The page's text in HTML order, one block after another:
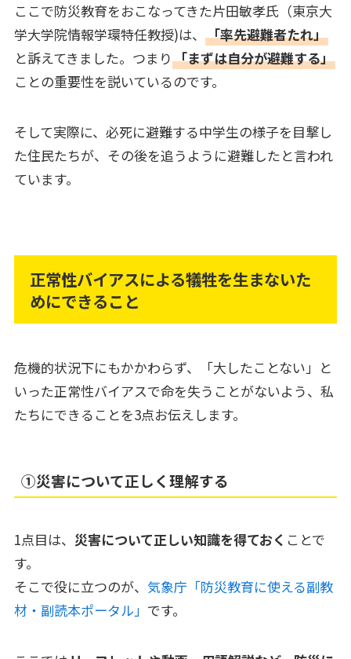
ここで防災教育をおこなってきた片田敏孝氏（東京大
学大学院情報学環特任教授)は、 「率先避難者たれ」
と訴えてきました。つまり「まずは自分が避難する」
ことの重要性を説いているのです。
そして実際に、必死に避難する中学生の様子を目撃し
た住民たちが、その後を追うように避難したと言われ
ています。
正常性バイアスによる犠牲を生まないた
めにできること
危機的状況下にもかかわらず、「大したことない」と
いった正常性バイアスで命を失うことがないよう、私
たちにできることを3点お伝えします。
➀災害について正しく理解する
1点目は、 災害について正しい知識を得ておく ことで
す。
そこで役に立つのが、 気象庁「防災教育に使える副教
材・副読本ポータル」 です。